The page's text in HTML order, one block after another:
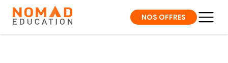
NOS OFFRES